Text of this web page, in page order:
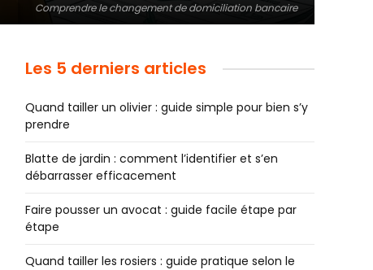
Comprendre le changement de domiciliation bancaire
Les 5 derniers articles
Quand tailler un olivier : guide simple pour bien s’y
prendre
Blatte de jardin : comment l’identifier et s’en
débarrasser efficacement
Faire pousser un avocat : guide facile étape par
étape
Quand tailler les rosiers : guide pratique selon le